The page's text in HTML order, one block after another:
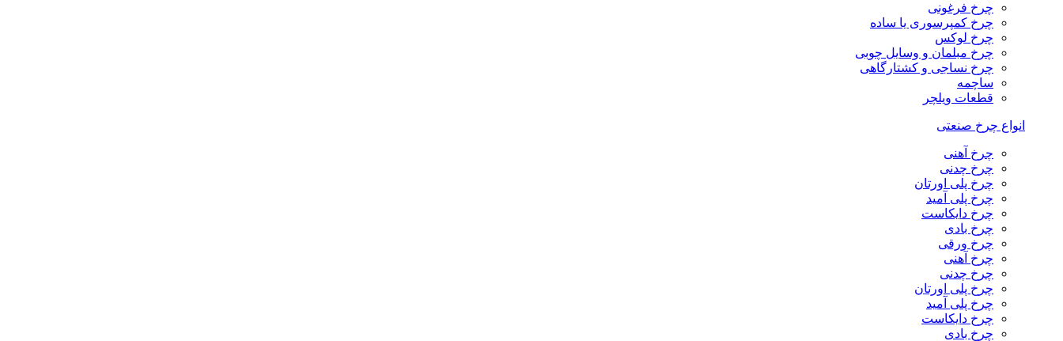
چرخ فرغونی
چرخ کمپرسوری یا ساده
چرخ لوکس
چرخ مبلمان و وسایل چوبی
چرخ نساجی و کشتارگاهی
ساچمه
قطعات ویلچر
انواع چرخ صنعتی
چرخ آهنی
چرخ چدنی
چرخ پلی اورتان
چرخ پلی آمید
چرخ دایکاست
چرخ بادی
چرخ ورقی
چرخ آهنی
چرخ چدنی
چرخ پلی اورتان
چرخ پلی آمید
چرخ دایکاست
چرخ بادی